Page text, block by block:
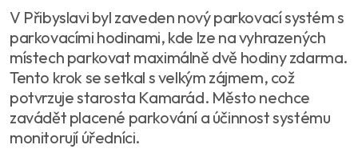
V Přibyslavi byl zaveden nový parkovací systém s
parkovacími hodinami, kde lze na vyhrazených
místech parkovat maximálně dvě hodiny zdarma.
Tento krok se setkal s velkým zájmem, což
potvrzuje starosta Kamarád. Město nechce
zavádět placené parkování a účinnost systému
monitorují úředníci.